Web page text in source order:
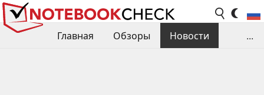
Главная Обзоры
Новости
...